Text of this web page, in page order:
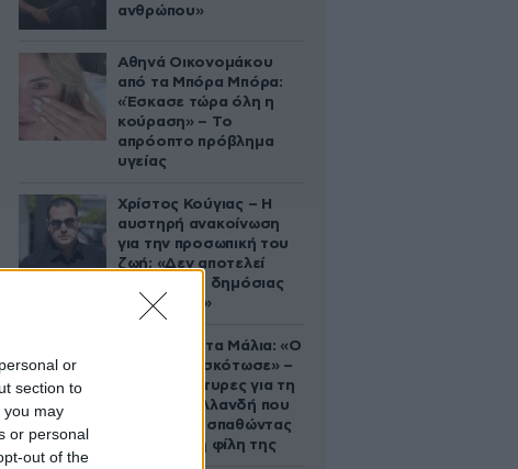
or
section to
you may
or personal
out of the
ανθρώπου»
Αθηνά Οικονομάκου
από τα Μπόρα Μπόρα:
«Έσκασε τώρα όλη η
κούραση» – Το
απρόοπτο πρόβλημα
υγείας
Χρίστος Κούγιας – Η
αυστηρή ανακοίνωση
για την προσωπική του
ζωή: «Δεν αποτελεί
αντικείμενο δημόσιας
συζήτησης»
Τραγωδία στα Μάλια: «Ο
πανικός τη σκότωσε» –
Τι λένε μάρτυρες για τη
42χρονη Ολλανδή που
πνίγηκε προσπαθώντας
να σώσει τη φίλη της